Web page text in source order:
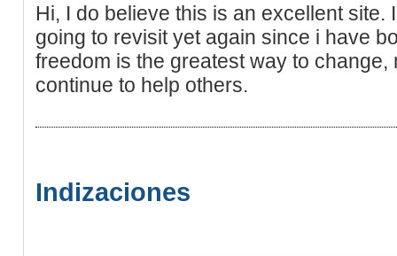
Hi, I do believe this is an excellent site.
going to revisit yet again since i have
freedom is the greatest way to change,
continue to help others.
Indizaciones